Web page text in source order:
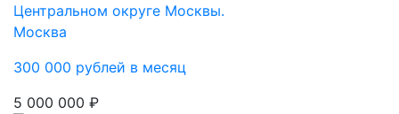
Центральном округе Москвы.
Москва
300 000 рублей в месяц
5 000 000 ₽